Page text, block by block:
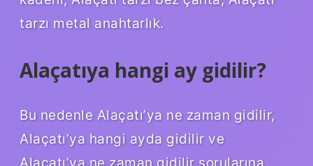
tarzı metal anahtarlık.
Alaçatıya hangi ay gidilir?
Bu nedenle Alaçatı’ya ne zaman gidilir,
Alaçatı’ya hangi ayda gidilir ve
Alaçatı’ya ne zaman gidilir sorularına